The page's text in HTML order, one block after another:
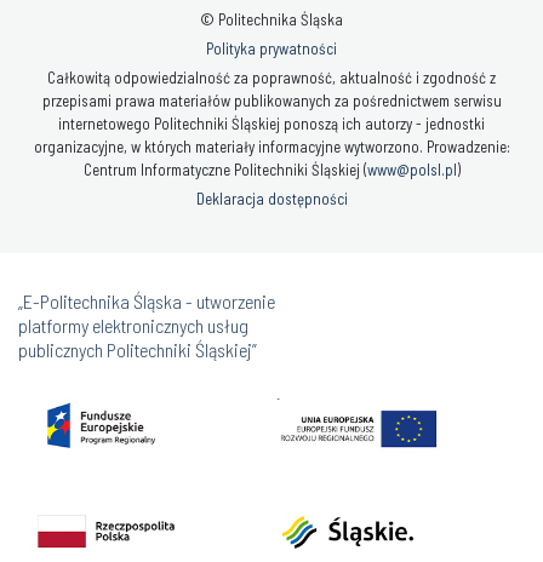
© Politechnika Śląska
Polityka prywatności
Całkowitą odpowiedzialność za poprawność, aktualność i zgodność z
przepisami prawa materiałów publikowanych za pośrednictwem serwisu
internetowego Politechniki Śląskiej ponoszą ich autorzy - jednostki
organizacyjne, w których materiały informacyjne wytworzono. Prowadzenie:
Centrum Informatyczne Politechniki Śląskiej (www@polsl.pl)
Deklaracja dostępności
„E-Politechnika Śląska - utworzenie
platformy elektronicznych usług
publicznych Politechniki Śląskiej”